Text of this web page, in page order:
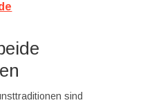
sind